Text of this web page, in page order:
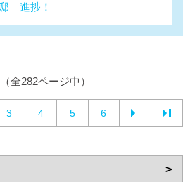
進捗！
全282ページ中）
3 4 5 6